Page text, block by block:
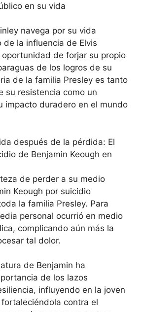
en su vida
navega por su vida
de la influencia de Elvis
oportunidad de forjar su propio
de los logros de su
de la familia Presley es tanto
su resistencia como un
impacto duradero en el mundo
después de la pérdida: El
de Benjamin Keough en
de perder a su medio
Keough por suicidio
la familia Presley. Para
personal ocurrió en medio
complicando aún más la
tal dolor.
de Benjamin ha
de los lazos
influyendo en la joven
contra el